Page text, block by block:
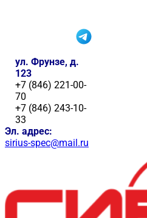
ул. Фрунзе, д.
123
+7 (846) 221-00-
70
+7 (846) 243-10-
33
Эл. адрес:
sirius-spec@mail.ru